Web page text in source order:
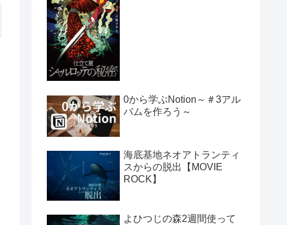
0から学ぶNotion～＃3アル
バムを作ろう～
海底基地ネオアトランティ
スからの脱出【MOVIE
ROCK】
よひつじの森2週間使って